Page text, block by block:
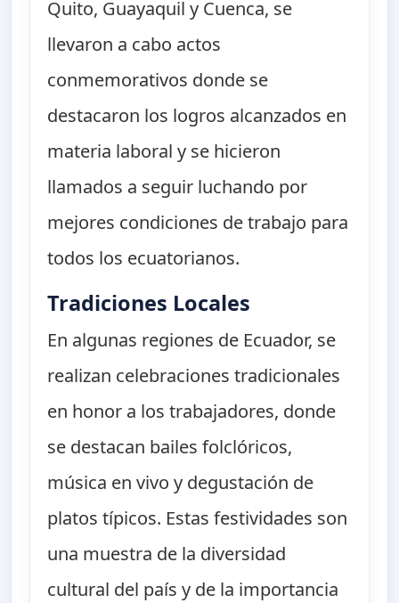
Quito, Guayaquil y Cuenca, se
llevaron a cabo actos
conmemorativos donde se
destacaron los logros alcanzados en
materia laboral y se hicieron
llamados a seguir luchando por
mejores condiciones de trabajo para
todos los ecuatorianos.
Tradiciones Locales
En algunas regiones de Ecuador, se
realizan celebraciones tradicionales
en honor a los trabajadores, donde
se destacan bailes folclóricos,
música en vivo y degustación de
platos típicos. Estas festividades son
una muestra de la diversidad
cultural del país y de la importancia